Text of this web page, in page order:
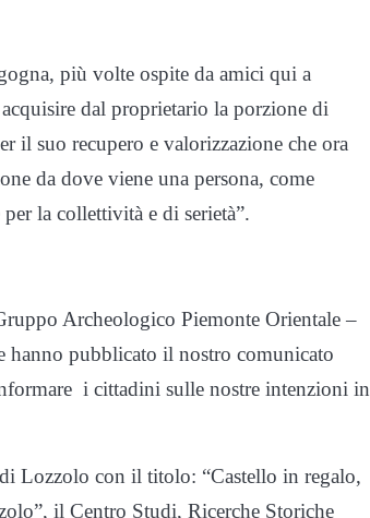
più volte ospite da amici qui a
dal proprietario la porzione di
il suo recupero e valorizzazione che ora
da dove viene una persona, come
la collettività e di serietà”.
Archeologico Piemonte Orientale –
pubblicato il nostro comunicato
i cittadini sulle nostre intenzioni in
Lozzolo con il titolo: “Castello in regalo,
il Centro Studi, Ricerche Storiche